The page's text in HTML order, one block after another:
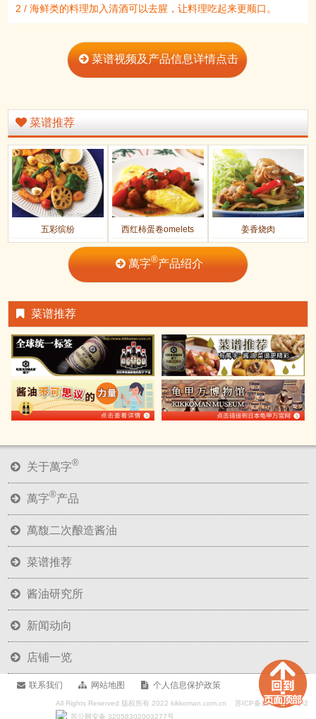
2 / 海鲜类的料理加入清酒可以去腥，让料理吃起来更顺口。
菜谱视频及产品信息详情点击
菜谱推荐
五彩缤纷 西红柿蛋卷omelets 姜香烧肉
萬字®产品绍介
菜谱推荐
关于萬字®
萬字®产品
萬馥二次酿造酱油
菜谱推荐
酱油研究所
新闻动向
店铺一览
联系我们 网站地图 个人信息保护政策
All Rights Reserved 版权所有 2022 kikkoman.com.cn 苏ICP备18017236号-2
苏公网安备 32058302003277号